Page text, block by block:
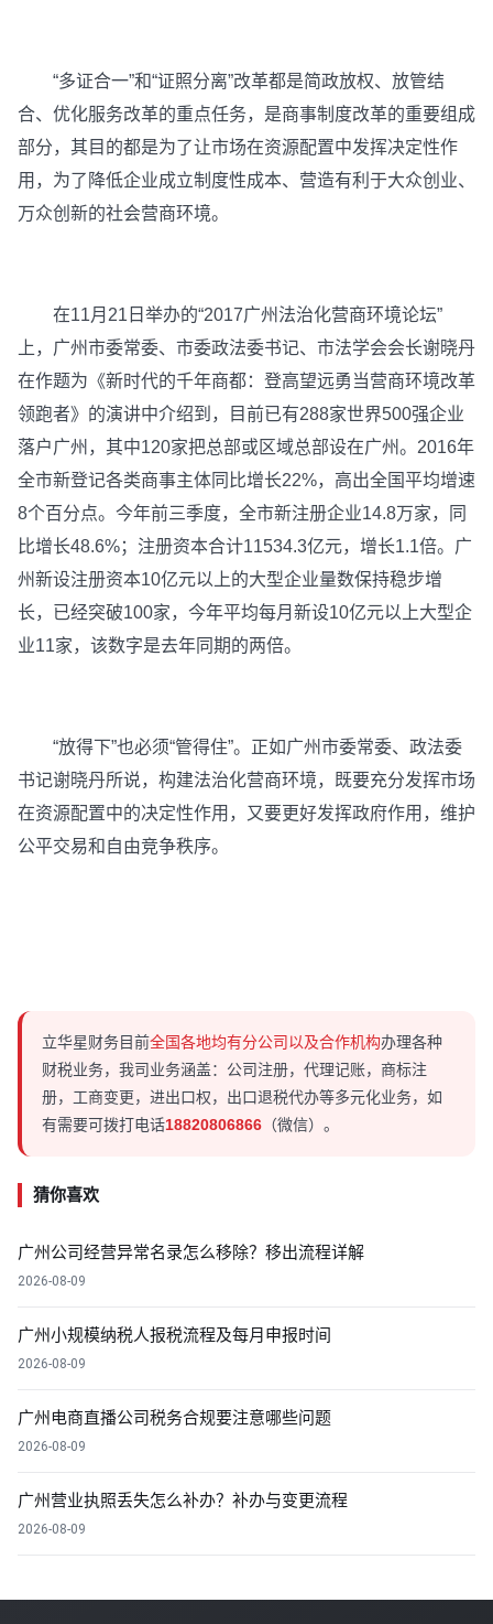
“多证合一”和“证照分离”改革都是简政放权、放管结
合、优化服务改革的重点任务，是商事制度改革的重要组成
部分，其目的都是为了让市场在资源配置中发挥决定性作
用，为了降低企业成立制度性成本、营造有利于大众创业、
万众创新的社会营商环境。
在11月21日举办的“2017广州法治化营商环境论坛”
上，广州市委常委、市委政法委书记、市法学会会长谢晓丹
在作题为《新时代的千年商都：登高望远勇当营商环境改革
领跑者》的演讲中介绍到，目前已有288家世界500强企业
落户广州，其中120家把总部或区域总部设在广州。2016年
全市新登记各类商事主体同比增长22%，高出全国平均增速
8个百分点。今年前三季度，全市新注册企业14.8万家，同
比增长48.6%；注册资本合计11534.3亿元，增长1.1倍。广
州新设注册资本10亿元以上的大型企业量数保持稳步增
长，已经突破100家，今年平均每月新设10亿元以上大型企
业11家，该数字是去年同期的两倍。
“放得下”也必须“管得住”。正如广州市委常委、政法委
书记谢晓丹所说，构建法治化营商环境，既要充分发挥市场
在资源配置中的决定性作用，又要更好发挥政府作用，维护
公平交易和自由竞争秩序。
立华星财务目前全国各地均有分公司以及合作机构办理各种
财税业务，我司业务涵盖：公司注册，代理记账，商标注
册，工商变更，进出口权，出口退税代办等多元化业务，如
有需要可拨打电话18820806866 （微信）。
猜你喜欢
广州公司经营异常名录怎么移除？移出流程详解
2026-08-09
广州小规模纳税人报税流程及每月申报时间
2026-08-09
广州电商直播公司税务合规要注意哪些问题
2026-08-09
广州营业执照丢失怎么补办？补办与变更流程
2026-08-09